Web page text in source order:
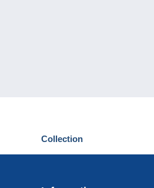
Collection
Cartes postales